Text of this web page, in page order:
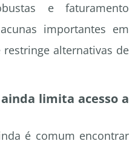
e faturamento
importantes em
alternativas de
limita acesso a
é comum encontrar